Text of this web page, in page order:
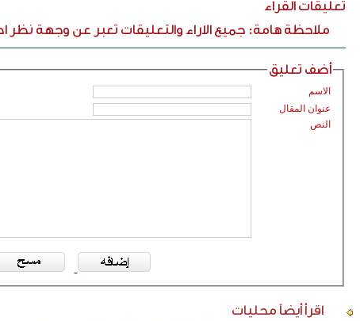
تعليقات القراء
ملاحظة هامة: جميع الاراء والتعليقات تعبر عن وجهة
أضف تعليق
الاسم
عنوان المقال
النص
اقرأ أيضاً محليات